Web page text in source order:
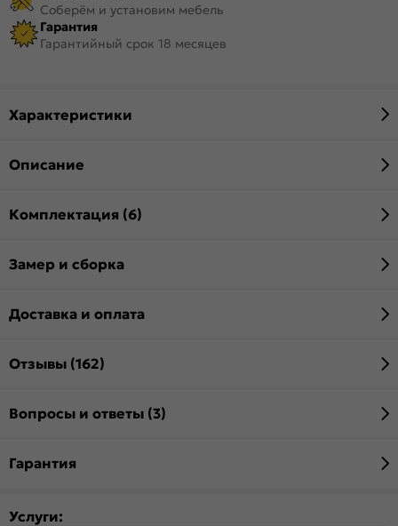
Соберём и установим мебель
Гарантия
Гарантийный срок 18 месяцев
Характеристики
Описание
Комплектация (6)
Замер и сборка
Доставка и оплата
Отзывы (162)
Вопросы и ответы (3)
Гарантия
Услуги: